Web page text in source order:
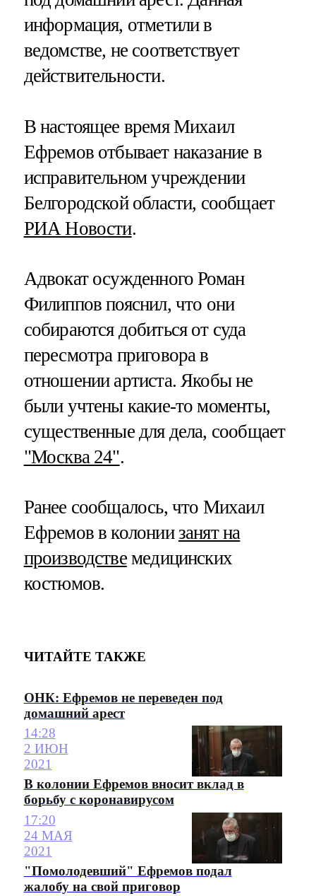
информация, отметили в
ведомстве, не соответствует
действительности.
В настоящее время Михаил
Ефремов отбывает наказание в
исправительном учреждении
Белгородской области, сообщает
РИА Новости.
Адвокат осужденного Роман
Филиппов пояснил, что они
собираются добиться от суда
пересмотра приговора в
отношении артиста. Якобы не
были учтены какие-то моменты,
существенные для дела, сообщает
"Москва 24".
Ранее сообщалось, что Михаил
Ефремов в колониизанят на
производствемедицинских
костюмов.
ЧИТАЙТЕ ТАКЖЕ
ОНК: Ефремов не переведен под
домашний арест
14:28
2 ИЮН
2021
В колонии Ефремов вносит вклад в
борьбу с коронавирусом
17:20
24 МАЯ
2021
"Помолодевший" Ефремов подал
жалобу на свой приговор